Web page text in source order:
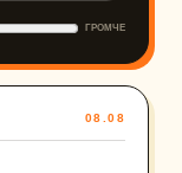
ГРОМЧЕ
08.08